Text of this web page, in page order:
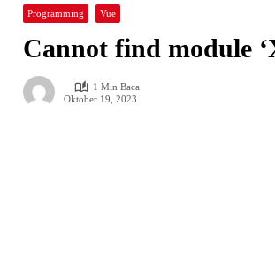
Programming Vue
Cannot find module
1 Min Baca
Oktober 19, 2023